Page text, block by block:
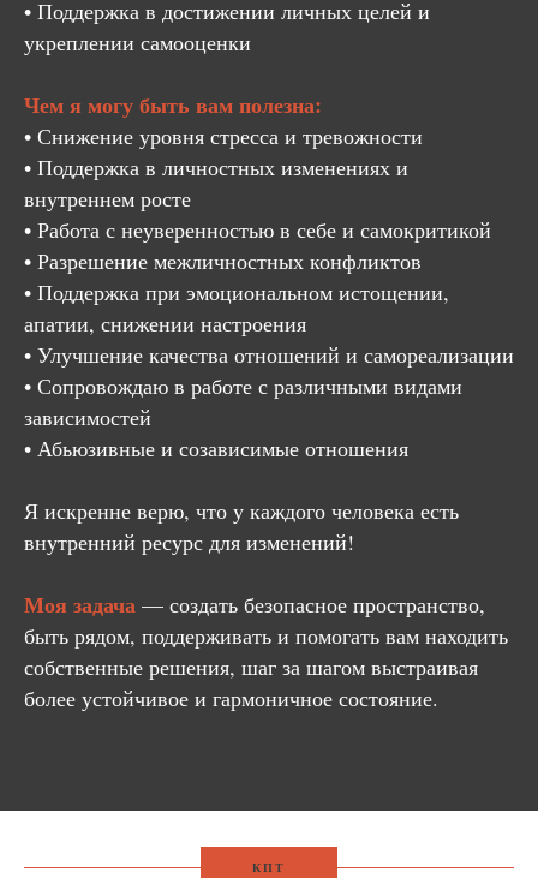
• Поддержка в достижении личных целей и
укреплении самооценки
Чем я могу быть вам полезна:
• Снижение уровня стресса и тревожности
• Поддержка в личностных изменениях и
внутреннем росте
• Работа с неуверенностью в себе и самокритикой
• Разрешение межличностных конфликтов
• Поддержка при эмоциональном истощении,
апатии, снижении настроения
• Улучшение качества отношений и самореализации
• Сопровождаю в работе с различными видами
зависимостей
• Абьюзивные и созависимые отношения
Я искренне верю, что у каждого человека есть
внутренний ресурс для изменений!
Моя задача — создать безопасное пространство,
быть рядом, поддерживать и помогать вам находить
собственные решения, шаг за шагом выстраивая
более устойчивое и гармоничное состояние.
КПТ